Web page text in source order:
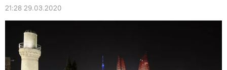
21:28 29.03.2020